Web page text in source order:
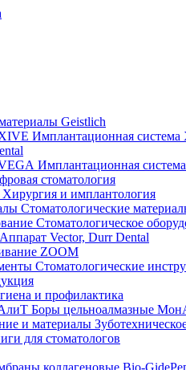
Geistlich
Имплантационная
Имплантационная
стоматология
Хирургия и имплантология
Стоматологические
Стоматологическое
Аппарат Vector, Durr Dental
ZOOM
Стоматологические
и профилактика
Боры цельноалмазные
для стоматологов